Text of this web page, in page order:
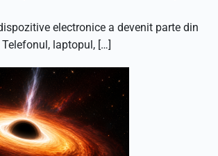
electronice a devenit parte din
laptopul, […]